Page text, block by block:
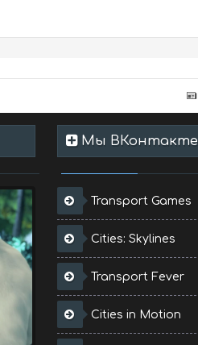
Мы ВКонтакте
Transport Games
Cities: Skylines
Transport Fever
Cities in Motion